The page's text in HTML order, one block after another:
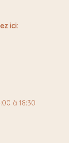
ici:
à 18:30